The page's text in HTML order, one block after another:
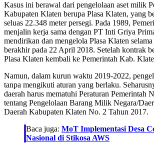
Kasus ini berawal dari pengelolaan aset milik
Kabupaten Klaten berupa Plasa Klaten, yang
seluas 22.348 meter persegi. Pada 1989,
menjalin kerja sama dengan PT Inti Griya
mendirikan dan mengelola Plasa Klaten
berakhir pada 22 April 2018. Setelah kontrak
Plasa Klaten kembali ke Pemerintah Kab.
Namun, dalam kurun waktu 2019-2022,
tanpa mengikuti aturan yang berlaku.
daerah harus mematuhi Peraturan Pemerintah
tentang Pengelolaan Barang Milik Negara/
Daerah Kabupaten Klaten No. 2 Tahun 2017.
Baca juga: MoT Implementasi Desa
Nasional di Stikosa AWS